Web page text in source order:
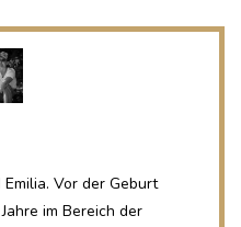
Vor der Geburt
im Bereich der